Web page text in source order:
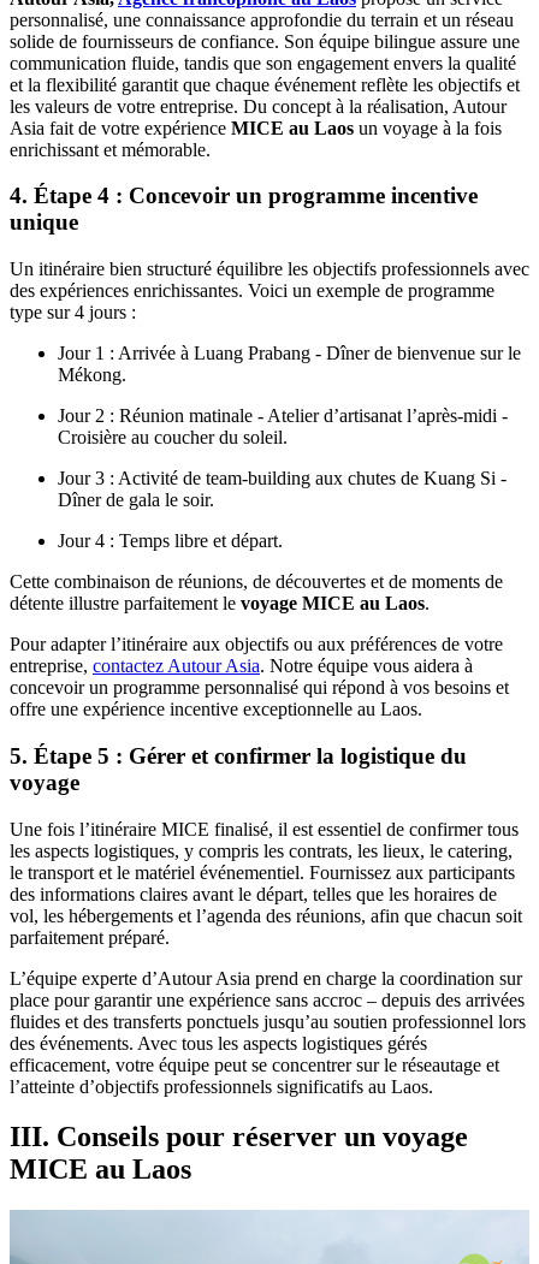
personnalisé, une connaissance approfondie du terrain et un réseau
solide de fournisseurs de confiance. Son équipe bilingue assure une
communication fluide, tandis que son engagement envers la qualité
et la flexibilité garantit que chaque événement reflète les objectifs et
les valeurs de votre entreprise. Du concept à la réalisation, Autour
Asia fait de votre expérience MICE au Laos un voyage à la fois
enrichissant et mémorable.
4. Étape 4 : Concevoir un programme incentive
unique
Un itinéraire bien structuré équilibre les objectifs professionnels avec
des expériences enrichissantes. Voici un exemple de programme
type sur 4 jours :
Jour 1 : Arrivée à Luang Prabang - Dîner de bienvenue sur le
Mékong.
Jour 2 : Réunion matinale - Atelier d’artisanat l’après-midi -
Croisière au coucher du soleil.
Jour 3 : Activité de team-building aux chutes de Kuang Si -
Dîner de gala le soir.
Jour 4 : Temps libre et départ.
Cette combinaison de réunions, de découvertes et de moments de
détente illustre parfaitement le voyage MICE au Laos.
Pour adapter l’itinéraire aux objectifs ou aux préférences de votre
entreprise, contactez Autour Asia. Notre équipe vous aidera à
concevoir un programme personnalisé qui répond à vos besoins et
offre une expérience incentive exceptionnelle au Laos.
5. Étape 5 : Gérer et confirmer la logistique du
voyage
Une fois l’itinéraire MICE finalisé, il est essentiel de confirmer tous
les aspects logistiques, y compris les contrats, les lieux, le catering,
le transport et le matériel événementiel. Fournissez aux participants
des informations claires avant le départ, telles que les horaires de
vol, les hébergements et l’agenda des réunions, afin que chacun soit
parfaitement préparé.
L’équipe experte d’Autour Asia prend en charge la coordination sur
place pour garantir une expérience sans accroc – depuis des arrivées
fluides et des transferts ponctuels jusqu’au soutien professionnel lors
des événements. Avec tous les aspects logistiques gérés
efficacement, votre équipe peut se concentrer sur le réseautage et
l’atteinte d’objectifs professionnels significatifs au Laos.
III. Conseils pour réserver un voyage
MICE au Laos